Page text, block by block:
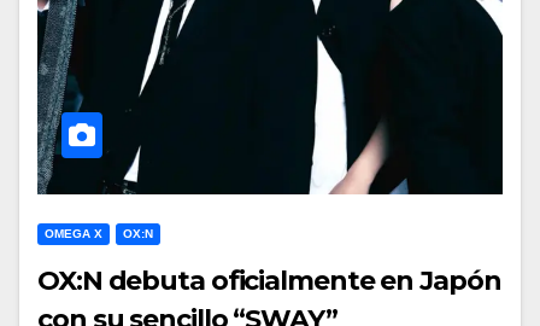
OMEGA X OX:N
OX:N debuta oficialmente en Japón
con su sencillo “SWAY”